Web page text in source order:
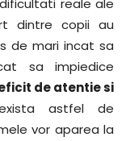
reale ale
dintre copii au
de mari incat sa
sa impiedice
de atentie si
astfel de
vor aparea la